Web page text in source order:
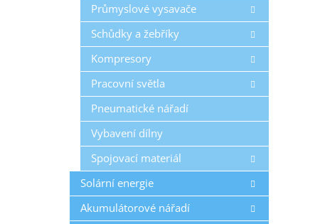
Průmyslové vysavače
Schůdky a žebříky
Kompresory
Pracovní světla
Pneumatické nářadí
Vybavení dílny
Spojovací materiál
Solární energie
Akumulátorové nářadí